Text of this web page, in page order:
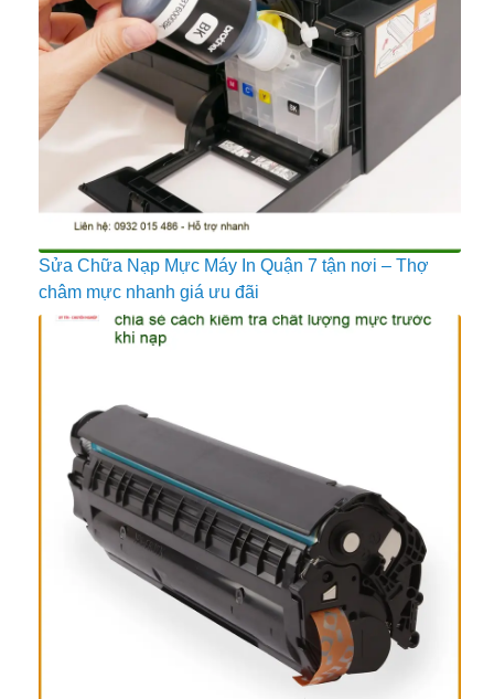
Sửa Chữa Nạp Mực Máy In Quận 7 tận nơi – Thợ
châm mực nhanh giá ưu đãi